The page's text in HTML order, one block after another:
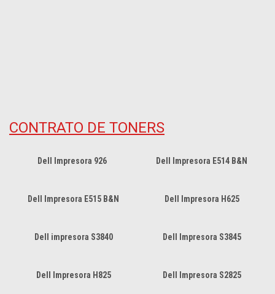
CONTRATO DE TONERS
Dell Impresora 926 Dell Impresora E514 B&N
Dell Impresora E515 B&N Dell Impresora H625
Dell impresora S3840 Dell Impresora S3845
Dell Impresora H825 Dell Impresora S2825